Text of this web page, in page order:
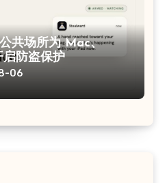
共场所为 Mac、
防盗保护
06